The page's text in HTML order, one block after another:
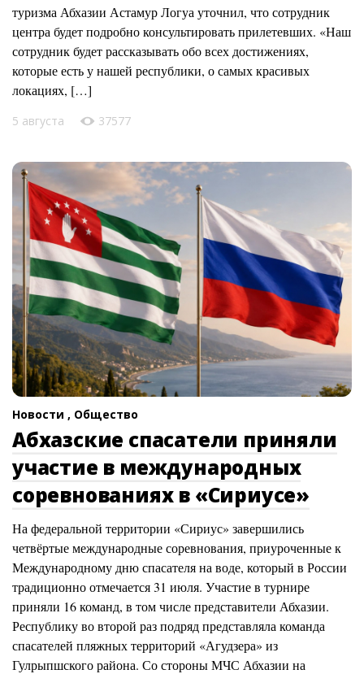
туризма Абхазии Астамур Логуа уточнил, что сотрудник
центра будет подробно консультировать прилетевших. «Наш
сотрудник будет рассказывать обо всех достижениях,
которые есть у нашей республики, о самых красивых
локациях, […]
5 августа 37577
Новости , Общество
Абхазские спасатели приняли
участие в международных
соревнованиях в «Сириусе»
На федеральной территории «Сириус» завершились
четвёртые международные соревнования, приуроченные к
Международному дню спасателя на воде, который в России
традиционно отмечается 31 июля. Участие в турнире
приняли 16 команд, в том числе представители Абхазии.
Республику во второй раз подряд представляла команда
спасателей пляжных территорий «Агудзера» из
Гулрыпшского района. Со стороны МЧС Абхазии на